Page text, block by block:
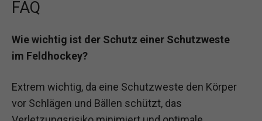
FAQ
Wie wichtig ist der Schutz einer Schutzweste
im Feldhockey?
Extrem wichtig, da eine Schutzweste den Körper
vor Schlägen und Bällen schützt, das